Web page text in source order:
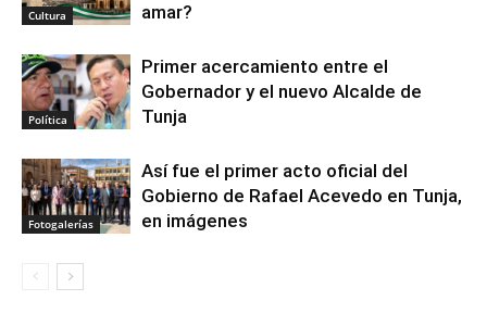
Cultura
amar?
Política
Primer acercamiento entre el
Gobernador y el nuevo Alcalde de
Tunja
Fotogalerías
Así fue el primer acto oficial del
Gobierno de Rafael Acevedo en Tunja,
en imágenes